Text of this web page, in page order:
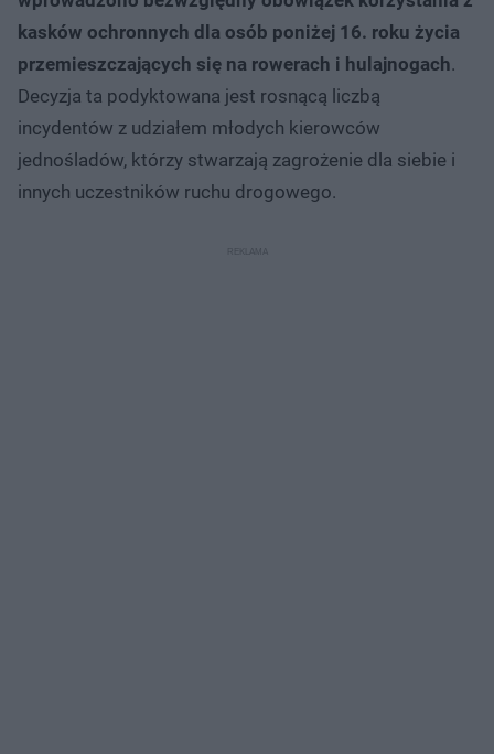
kasków ochronnych dla osób poniżej 16. roku życia
przemieszczających się na rowerach i hulajnogach.
Decyzja ta podyktowana jest rosnącą liczbą
incydentów z udziałem młodych kierowców
jednośladów, którzy stwarzają zagrożenie dla siebie i
innych uczestników ruchu drogowego.